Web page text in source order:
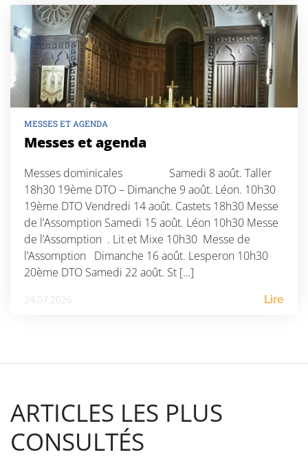
MESSES ET AGENDA
Messes et agenda
Messes dominicales Samedi 8 août. Taller
18h30 19ème DTO – Dimanche 9 août. Léon. 10h30
19ème DTO Vendredi 14 août. Castets 18h30 Messe
de l’Assomption Samedi 15 août. Léon 10h30 Messe
de l’Assomption . Lit et Mixe 10h30 Messe de
l’Assomption Dimanche 16 août. Lesperon 10h30
20ème DTO Samedi 22 août. St […]
24.07.2026 Lire
ARTICLES LES PLUS
CONSULTÉS